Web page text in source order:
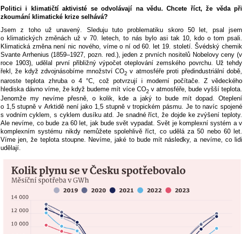
Politici i klimatičtí aktivisté se odvolávají na vědu. Chcete říct, že věda při
zkoumání klimatické krize selhává?
Jsem z toho už unavený. Sleduju tuto problematiku skoro 50 let, psal jsem
o klimatických změnách už v 70. letech, to nás bylo asi tak 10, kdo o tom psali.
Klimatická změna není nic nového, víme o ní od 60. let 19. století. Švédský chemik
Svante Arrhenius (1859–1927, pozn. red.), jeden z prvních nositelů Nobelovy ceny (v
roce 1903), udělal první přibližný výpočet oteplování zemského povrchu. Už tehdy
řekl, že když zdvojnásobíme množství CO2 v atmosféře proti předindustriální době,
naroste teplota zhruba o 4 °C, což potvrzují i moderní počítače. Z vědeckého
hlediska dávno víme, že když budeme mít více CO2v atmosféře, bude vyšší teplota.
Jenomže my nevíme přesně, o kolik, kde a jaký to bude mít dopad. Oteplení
o 1,5 stupně v Arktidě není jako 1,5 stupně v tropickém pásmu. Je to navíc spojené
s vodním cyklem, s cyklem dusíku atd. Je snadné říct, že dojde ke zvýšení teploty.
Ale nevíme, co bude za 60 let, jak bude svět vypadat. Svět je komplexní systém a v
komplexním systému nikdy nemůžete spolehlivě říct, co udělá za 50 nebo 60 let.
Víme jen, že teplota stoupne. Nevíme, jaké to bude mít následky, a nevíme, co lidi
udělají.